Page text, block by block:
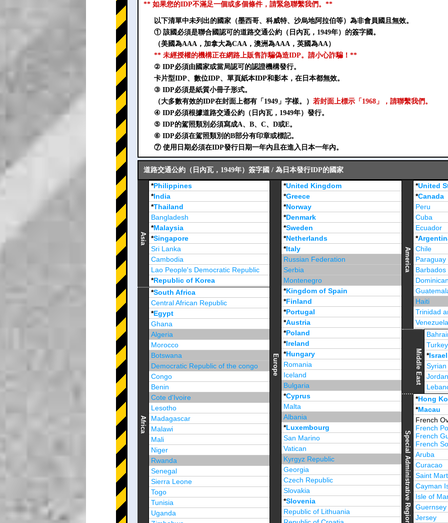
** 如果您的IDP不滿足一個或多個條件，請緊急聯繫我們。**
以下清單中未列出的國家（墨西哥、科威特、沙烏地阿拉伯等）為非會員國且無效。
① 該國必須是聯合國認可的道路交通公約（日內瓦，1949年）的簽字國。
（美國為AAA，加拿大為CAA，澳洲為AAA，英國為AA）
** 未經授權的機構正在網路上販售詐騙偽造IDP。請小心詐騙！**
② IDP必須由國家或當局認可的認證機構發行。
卡片型IDP、數位IDP、單頁紙本IDP和影本，在日本都無效。
③ IDP必須是紙質小冊子形式。
（大多數有效的IDP在封面上都有「1949」字樣。） 若封面上標示「1968」，請聯繫我們。
④ IDP必須根據道路交通公約（日內瓦，1949年）發行。
⑤ IDP的駕照類別必須寫成A、B、C、D或E。
⑥ IDP必須在駕照類別的B部分有印章或標記。
⑦ 使用日期必須在IDP發行日期一年內且在進入日本一年內。
道路交通公約（日內瓦，1949年）簽字國 / 為日本發行IDP的國家
Asia
*Philippines
*India
*Thailand
Bangladesh
*Malaysia
*Singapore
Sri Lanka
Cambodia
Lao People's Democratic Republic
*Republic of Korea
Brunei Darussalam
Africa
*South Africa
Central African Republic
*Egypt
Ghana
Algeria
Morocco
Botswana
Democratic Republic of the congo
Congo
Benin
Cote d'Ivoire
Lesotho
Madagascar
Malawi
Mali
Niger
Rwanda
Senegal
Sierra Leone
Togo
Tunisia
Uganda
Europe
*United Kingdom
*Greece
*Norway
*Denmark
*Sweden
*Netherlands
*Italy
Russian Federation
Serbia
Montenegro
*Kingdom of Spain
*Finland
*Portugal
*Austria
*Poland
*Ireland
*Hungary
Romania
Iceland
Bulgaria
*Cyprus
Malta
Albania
*Luxembourg
San Marino
Vatican
Kyrgyz Republic
Georgia
Czech Republic
Slovakia
*Slovenia
Republic of Lithuania
America
*United
*Canada
Peru
Cuba
Ecuador
*
Chile
Paraguay
Barbados
Haiti
Trinidad
Jamaica
Middle East
Turkey
*Israel
*
Special Administrative Region
*Hong
*Macau
French
French
French
French
Aruba
Curacao
Saint
Cayman
Isle of
Guernsey
Jersey